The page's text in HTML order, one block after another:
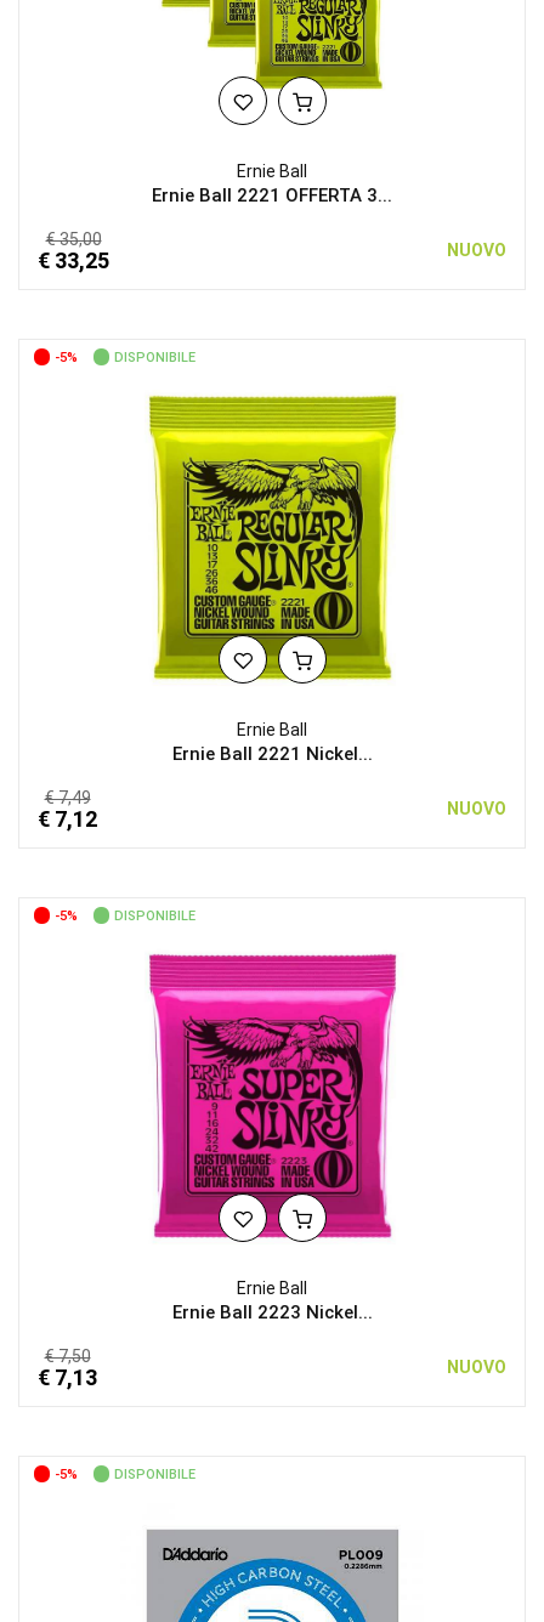
Ernie Ball
Ernie Ball 2221 OFFERTA 3...
€ 35,00
€ 33,25 NUOVO
-5% DISPONIBILE
Ernie Ball
Ernie Ball 2221 Nickel...
€ 7,49
€ 7,12 NUOVO
-5% DISPONIBILE
Ernie Ball
Ernie Ball 2223 Nickel...
€ 7,50
€ 7,13 NUOVO
-5% DISPONIBILE